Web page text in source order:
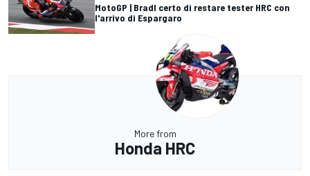
MotoGP | Bradl certo di restare tester HRC con
l'arrivo di Espargaro
More from
Honda HRC